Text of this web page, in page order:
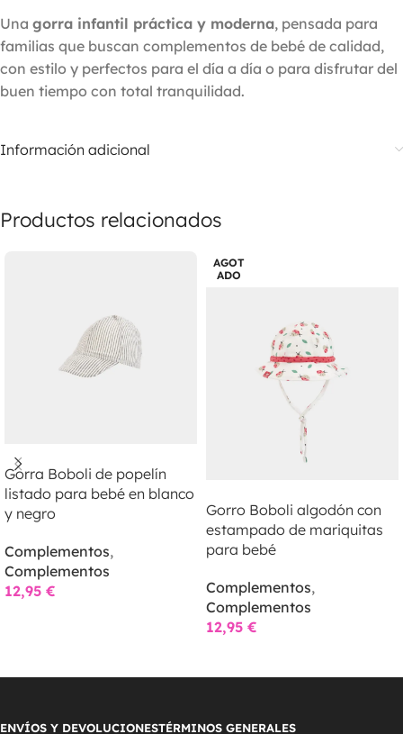
Una gorra infantil práctica y moderna, pensada para
familias que buscan complementos de bebé de calidad,
con estilo y perfectos para el día a día o para disfrutar del
buen tiempo con total tranquilidad.
Información adicional
Productos relacionados
Gorra Boboli de popelín
listado para bebé en blanco
y negro
Complementos,
Complementos
12,95 €
AGOT
ADO
Gorro Boboli algodón con
estampado de mariquitas
para bebé
Complementos,
Complementos
12,95 €
ENVÍOS Y DEVOLUCIONESTÉRMINOS GENERALES